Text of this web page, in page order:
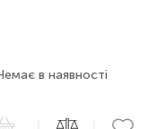
в наявності